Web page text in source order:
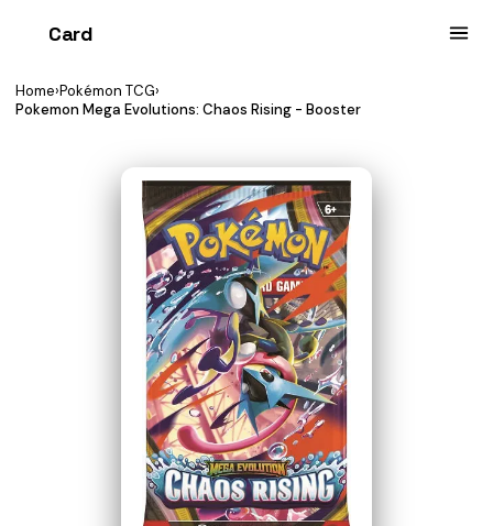
Card
Home›Pokémon TCG›
Pokemon Mega Evolutions: Chaos Rising - Booster